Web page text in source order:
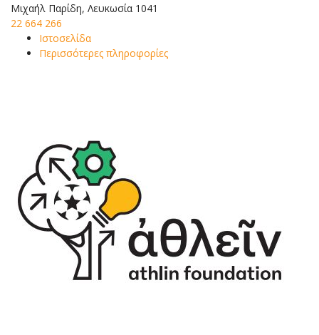
Μιχαήλ Παρίδη, Λευκωσία 1041
22 664 266
Ιστοσελίδα
Περισσότερες πληροφορίες